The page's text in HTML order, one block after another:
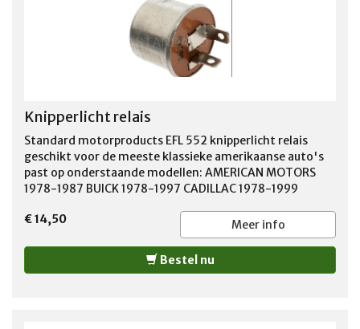
Knipperlicht relais
Standard motorproducts EFL 552 knipperlicht relais
geschikt voor de meeste klassieke amerikaanse auto's
past op onderstaande modellen: AMERICAN MOTORS
1978-1987 BUICK 1978-1997 CADILLAC 1978-1999
1978-1998 FORD 1966-1993 GMC 1966-1995 JEEP 1978-
1996 MERCURY 1978-1987 OLDSMOBILE 1978-1999
PLYMOUTH 1978-1995 PONTIAC 1978-1998
€ 14,50 Meer info
Bestel nu